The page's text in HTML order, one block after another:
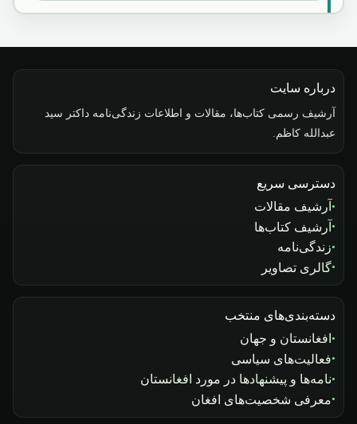
درباره سایت
آرشیف رسمی کتاب‌ها، مقالات و اطلاعات زندگی‌نامه داکتر سید
عبدالله کاظم.
دسترسی سریع
آرشیف مقالات
آرشیف کتاب‌ها
زندگی‌نامه
گالری تصاویر
دسته‌بندی‌های منتخب
افغانستان و جهان
فعالیت‌های سیاسی
نامه‌ها و پیشنهادها در مورد افغانستان
معرفی شخصیت‌های افغان